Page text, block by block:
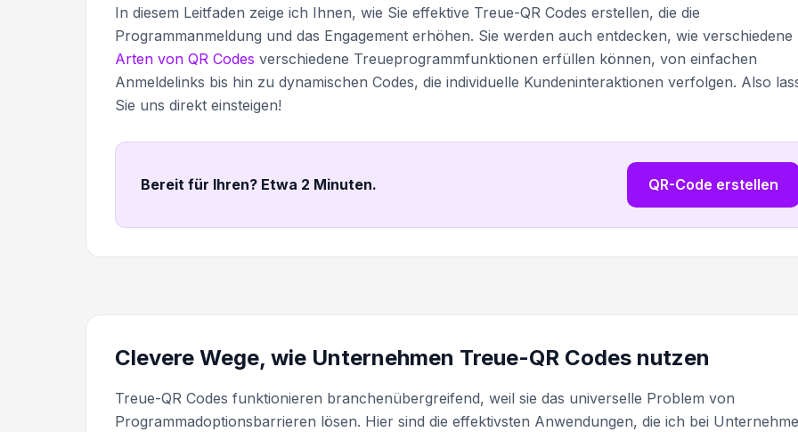
In diesem Leitfaden zeige ich Ihnen, wie Sie effektive Treue-QR Codes erstellen, die die
Programmanmeldung und das Engagement erhöhen. Sie werden auch entdecken, wie verschiedene
Arten von QR Codes verschiedene Treueprogrammfunktionen erfüllen können, von einfachen
Anmeldelinks bis hin zu dynamischen Codes, die individuelle Kundeninteraktionen verfolgen. Also
Sie uns direkt einsteigen!
Bereit für Ihren? Etwa 2 Minuten. QR-Code erstellen
Clevere Wege, wie Unternehmen Treue-QR Codes nutzen
Treue-QR Codes funktionieren branchenübergreifend, weil sie das universelle Problem von
Programmadoptionsbarrieren lösen. Hier sind die effektivsten Anwendungen, die ich bei